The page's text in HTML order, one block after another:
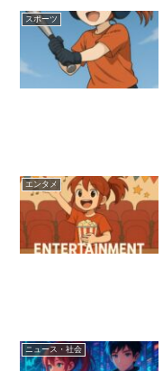
スポーツ
エンタメ
ニュース・社会